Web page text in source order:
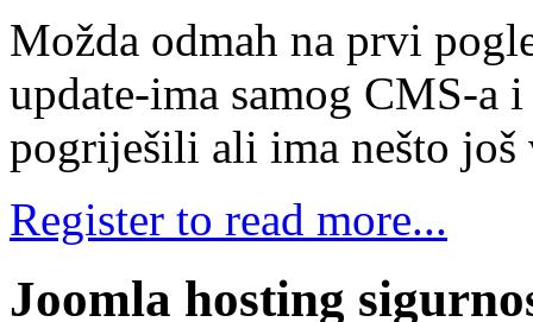
Možda odmah na prvi
update-ima samog CMS-a
pogriješili ali ima nešto još
Register to read more...
Joomla hosting